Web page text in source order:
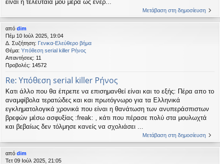
είναι η τελευταία μου μέρα ως ενερ...
Μετάβαση στη δημοσίευση
από dim
Πέμ 10 Ιούλ 2025, 19:04
Δ. Συζήτηση: Γενικα-Ελεύθερο βήμα
Θέμα: Υπόθεση serial killer Ρήνος
Απαντήσεις: 11
Προβολές: 14572
Re: Υπόθεση serial killer Ρήνος
Kατι άλλο που θα έπρεπε να επισημανθεί είναι και το εξής: Πέρα απο το
αναμφίβολα τερατώδες και και πρωτόγνωρο για τα Ελληνικά
εγκληματολογικά χρονικά που είναι η θανάτωση των ανυπεράσπιστων
βρεφών μέσω ασφυξίας :freak: , κάτι που πέρασε πολύ στα μουλωχτά
και βεβαίως δεν τόλμησε κανείς να σχολιάσει ...
Μετάβαση στη δημοσίευση
από dim
Τετ 09 Ιούλ 2025, 21:05